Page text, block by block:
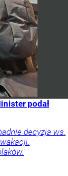
podał
decyzja ws.